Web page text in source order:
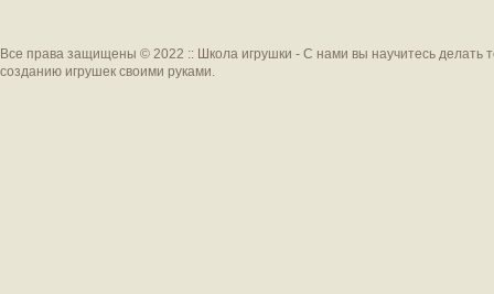
Все права защищены © 2022 :: Школа игрушки - С нами вы научитесь делать
созданию игрушек своими руками.